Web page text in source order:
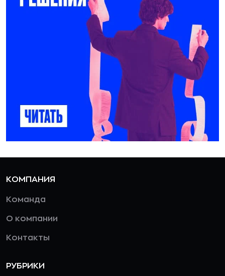
КОМПАНИЯ
Команда
О компании
Контакты
РУБРИКИ